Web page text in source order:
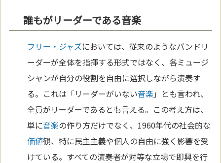
誰もがリーダーである音楽
フリー・ジャズにおいては、従来のようなバンドリ
ーダーが全体を指揮する形式ではなく、各ミュージ
シャンが自分の役割を自由に選択しながら演奏す
る。これは「リーダーがいない音楽 」とも言われ、
全員がリーダーであるとも言える。この考え方は、
単に音楽の作り方だけでなく、1960年代の社会的な
価値観、特に民主主義や個人の自由に強く影響を受
けている。すべての演奏者が対等な立場で即興を行